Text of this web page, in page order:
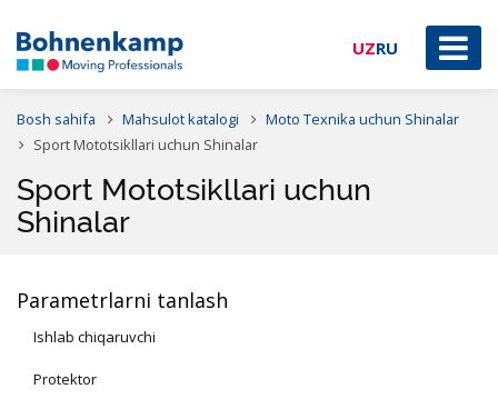
UZRU
Bosh sahifa Mahsulot katalogi
Moto Texnika uchun Shinalar
Sport Mototsikllari uchun Shinalar
Sport Mototsikllari uchun
Shinalar
Parametrlarni tanlash
Ishlab chiqaruvchi
Protektor